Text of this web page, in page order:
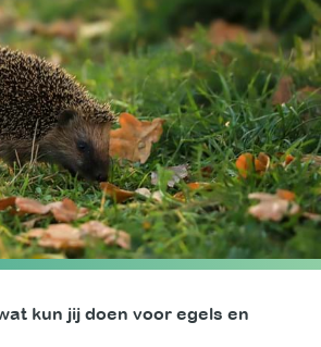
kun jij doen voor egels en